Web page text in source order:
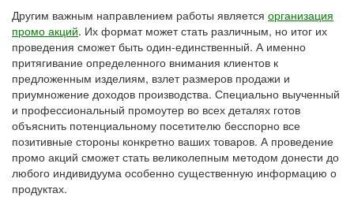
Другим важным направлением работы является организация
промо акций. Их формат может стать различным, но итог их
проведения сможет быть один-единственный. А именно
притягивание определенного внимания клиентов к
предложенным изделиям, взлет размеров продажи и
приумножение доходов производства. Специально выученный
и профессиональный промоутер во всех деталях готов
объяснить потенциальному посетителю бесспорно все
позитивные стороны конкретно ваших товаров. А проведение
промо акций сможет стать великолепным методом донести до
любого индивидуума особенно существенную информацию о
продуктах.